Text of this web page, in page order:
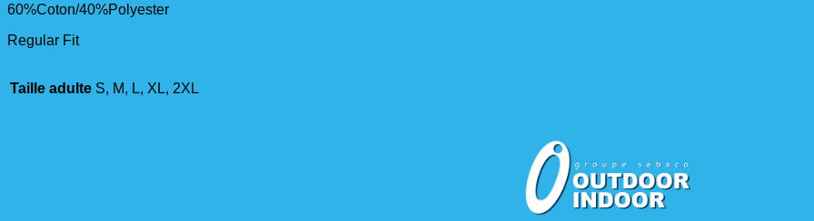
60%Coton/40%Polyester
Regular Fit
Taille adulte S, M, L, XL, 2XL